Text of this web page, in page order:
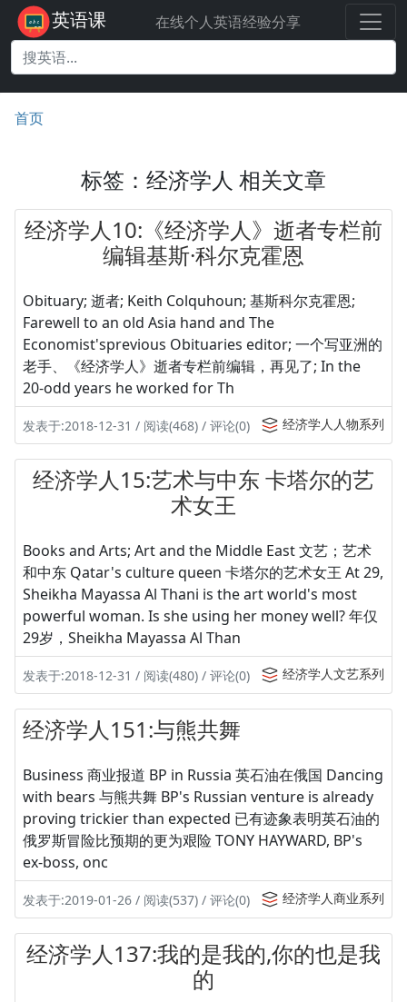
英语课 在线个人英语经验分享
首页
标签：经济学人 相关文章
经济学人10:《经济学人》逝者专栏前
编辑基斯·科尔克霍恩
Obituary; 逝者; Keith Colquhoun; 基斯科尔克霍恩;
Farewell to an old Asia hand and The
Economist'sprevious Obituaries editor; 一个写亚洲的
老手、《经济学人》逝者专栏前编辑，再见了; In the
20-odd years he worked for Th
发表于:2018-12-31 / 阅读(468) / 评论(0) 经济学人人物系列
经济学人15:艺术与中东 卡塔尔的艺
术女王
Books and Arts; Art and the Middle East 文艺；艺术
和中东 Qatar's culture queen 卡塔尔的艺术女王 At 29,
Sheikha Mayassa Al Thani is the art world's most
powerful woman. Is she using her money well? 年仅
29岁，Sheikha Mayassa Al Than
发表于:2018-12-31 / 阅读(480) / 评论(0) 经济学人文艺系列
经济学人151:与熊共舞
Business 商业报道 BP in Russia 英石油在俄国 Dancing
with bears 与熊共舞 BP's Russian venture is already
proving trickier than expected 已有迹象表明英石油的
俄罗斯冒险比预期的更为艰险 TONY HAYWARD, BP's
ex-boss, onc
发表于:2019-01-26 / 阅读(537) / 评论(0) 经济学人商业系列
经济学人137:我的是我的,你的也是我
的